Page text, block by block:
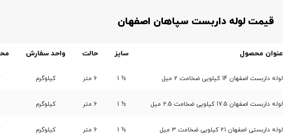
قیمت لوله داربست سپاهان اصفهان
عنوان محصول سایز حالت واحد سفارش
لوله داربست اصفهان 14 کیلویی ضخامت 2 میل ½ 1 6 متر کیلوگرم
لوله داربست اصفهان 17.5 کیلویی ضخامت 2.5 میل ½ 1 6 متر کیلوگرم
لوله داربستی اصفهان 21 کیلویی ضخامت 3 میل ½ 1 6 متر کیلوگرم